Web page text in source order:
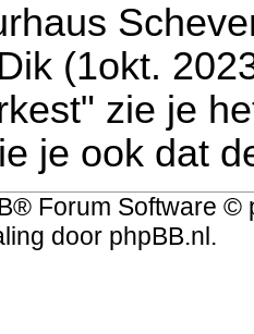
(1okt.
zie je
je ook dat
® Forum Software ©
door phpBB.nl.